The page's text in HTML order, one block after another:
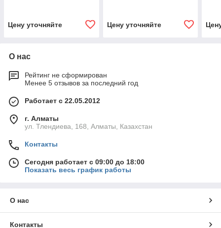
Цену уточняйте Цену уточняйте
О нас
Рейтинг не сформирован
Менее 5 отзывов за последний год
Работает с 22.05.2012
г. Алматы
ул. Тлендиева, 168, Алматы, Казахстан
Контакты
Сегодня работает с 09:00 до 18:00
Показать весь график работы
О нас
Контакты